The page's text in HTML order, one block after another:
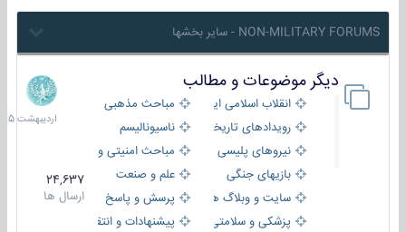
NON-MILITARY FORUMS - سایر بخشها
دیگر موضوعات و مطالب
انقلاب اسلامی ایران
مباحث مذهبی
رویدادهای تاریخی و مذهبیناسیونالیسم
نیروهای پلیسی
مباحث امنیتی و اطلاعاتی
بازیهای جنگی
علم و صنعت
سایت و وبلاگ ها
پرسش و پاسخ
پزشکی و سلامتی
پیشنهادات و انتقادات
24,637
ارسال ها
8
1405